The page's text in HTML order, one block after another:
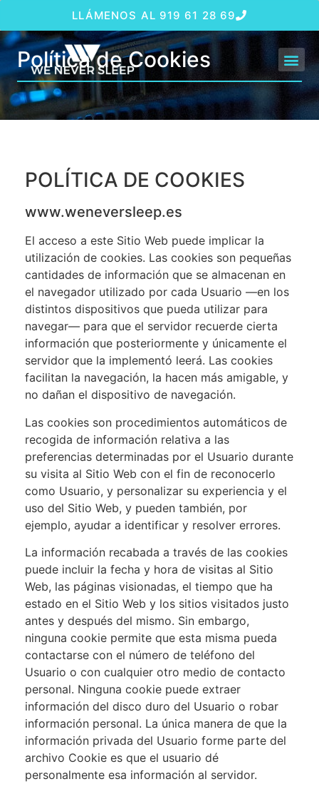
LLÁMENOS AL 919 61 28 69
Política de Cookies
POLÍTICA DE COOKIES
www.weneversleep.es
El acceso a este Sitio Web puede implicar la
utilización de cookies. Las cookies son pequeñas
cantidades de información que se almacenan en
el navegador utilizado por cada Usuario —en los
distintos dispositivos que pueda utilizar para
navegar— para que el servidor recuerde cierta
información que posteriormente y únicamente el
servidor que la implementó leerá. Las cookies
facilitan la navegación, la hacen más amigable, y
no dañan el dispositivo de navegación.
Las cookies son procedimientos automáticos de
recogida de información relativa a las
preferencias determinadas por el Usuario durante
su visita al Sitio Web con el fin de reconocerlo
como Usuario, y personalizar su experiencia y el
uso del Sitio Web, y pueden también, por
ejemplo, ayudar a identificar y resolver errores.
La información recabada a través de las cookies
puede incluir la fecha y hora de visitas al Sitio
Web, las páginas visionadas, el tiempo que ha
estado en el Sitio Web y los sitios visitados justo
antes y después del mismo. Sin embargo,
ninguna cookie permite que esta misma pueda
contactarse con el número de teléfono del
Usuario o con cualquier otro medio de contacto
personal. Ninguna cookie puede extraer
información del disco duro del Usuario o robar
información personal. La única manera de que la
información privada del Usuario forme parte del
archivo Cookie es que el usuario dé
personalmente esa información al servidor.